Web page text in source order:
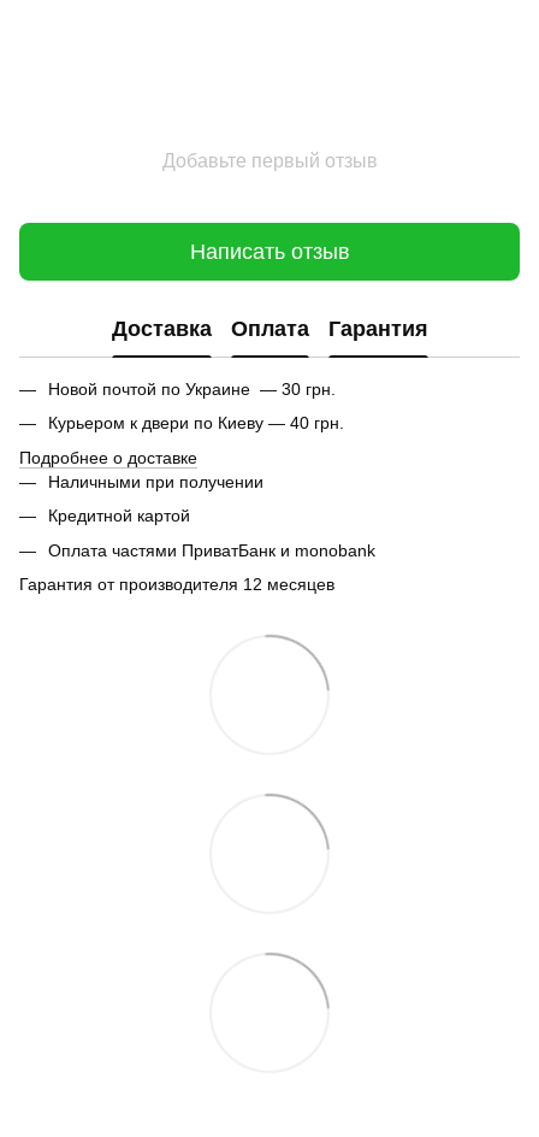
Добавьте первый отзыв
Написать отзыв
Доставка Оплата Гарантия
Новой почтой по Украине — 30 грн.
Курьером к двери по Киеву — 40 грн.
Подробнее о доставке
Наличными при получении
Кредитной картой
Оплата частями ПриватБанк и monobank
Гарантия от производителя 12 месяцев